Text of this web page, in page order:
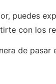
puedes
con los
de pasar